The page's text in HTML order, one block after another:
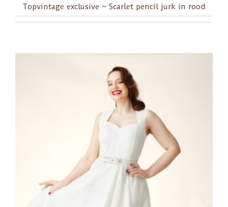
Topvintage exclusive ~ Scarlet pencil jurk in rood